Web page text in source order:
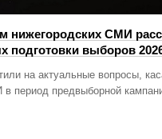
нижегородских СМИ
подготовки выборов
на актуальные вопросы,
период предвыборной